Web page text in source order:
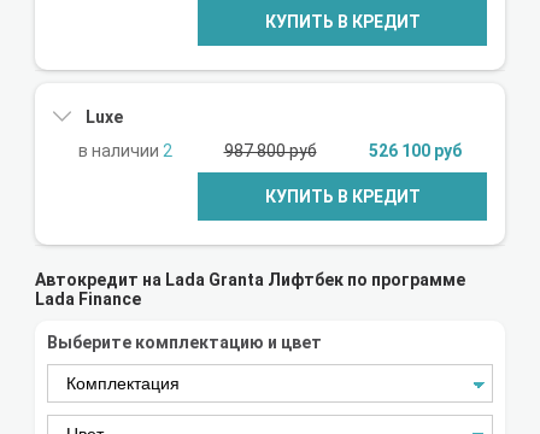
КУПИТЬ В КРЕДИТ
Luxe
2
987 800 руб 526 100 руб
КУПИТЬ В КРЕДИТ
Автокредит на Lada Granta Лифтбек по программе
Lada Finance
Выберите комплектацию и цвет